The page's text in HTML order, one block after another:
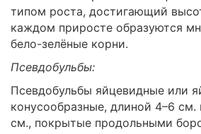
типом роста, достигающий
каждом приросте образуются
бело-зелёные корни.
Псевдобульбы:
Псевдобульбы яйцевидные или
конусообразные, длиной 4–6
см., покрытые продольными